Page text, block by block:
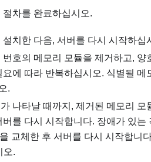
차를 완료하십시오.
치한 다음, 서버를 다시 시작하십
호의 메모리 모듈을 제거하고,
에 따라 반복하십시오. 식별될
.
나타날 때까지, 제거된 메모리
를 다시 시작합니다. 장애가 있
교체한 후 서버를 다시 시작합니
오.